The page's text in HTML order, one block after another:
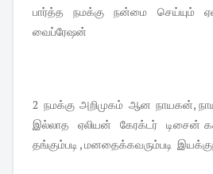
பார்த்த நமக்கு நன்மை செய்யும்
வைப்ரேஷன்
2 நமக்கு அறிமுகம் ஆன நாயகன்,
இல்லாத ஏலியன் கேரக்டர் டிசைன்
தங்கும்படி , மனதைக்கவரும்படி